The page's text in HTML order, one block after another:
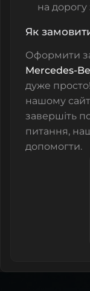
на
Як
Оформити
Mercedes-
дуже
нашому
завершіть
питання,
допомогти.